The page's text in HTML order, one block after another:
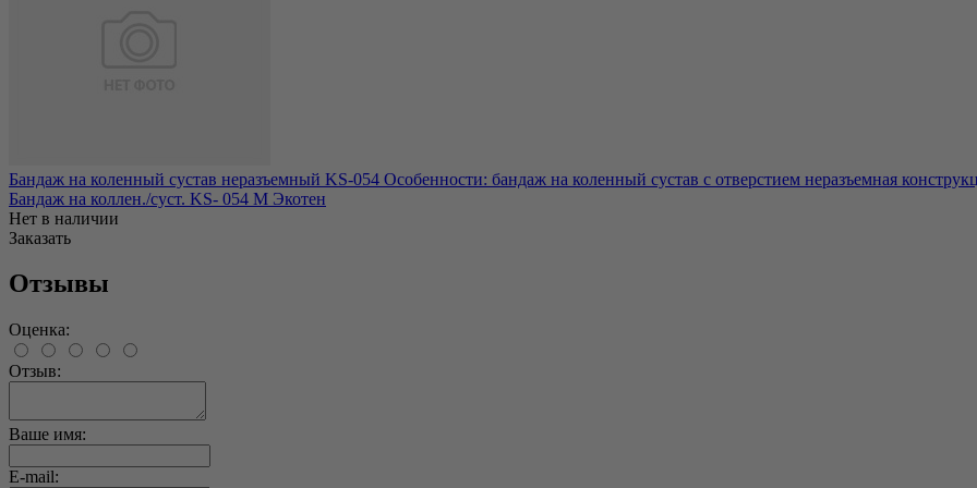
Бандаж на коленный сустав неразъемный KS-054 Особенности: бандаж на коленный сустав с отверстием неразъемная
Бандаж на коллен./суст. KS- 054 М Экотен
Нет в наличии
Заказать
Отзывы
Оценка:
Отзыв:
Ваше имя:
E-mail: